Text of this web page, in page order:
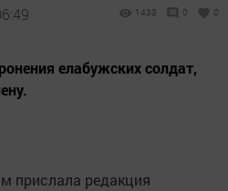
1433 0 0
елабужских солдат,
прислала редакция